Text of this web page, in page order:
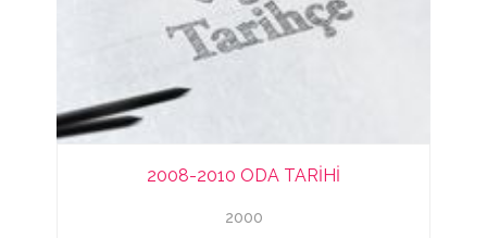
2008-2010 ODA TARİHİ
2000